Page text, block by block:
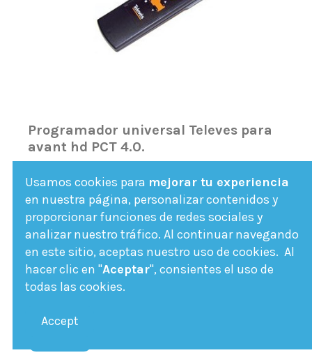
Programador universal Televes para
avant hd PCT 4.0.
Accesorio programador para la central de
Televes Avant HD. Este mando permite la
programación directa de la central sin
necesidad de software.
Fuera de stock
Usamos cookies para mejorar tu experiencia
en nuestra página, personalizar contenidos y
proporcionar funciones de redes sociales y
analizar nuestro tráfico. Al continuar navegando
en este sitio, aceptas nuestro uso de cookies. Al
hacer clic en "Aceptar", consientes el uso de
todas las cookies.
Accept